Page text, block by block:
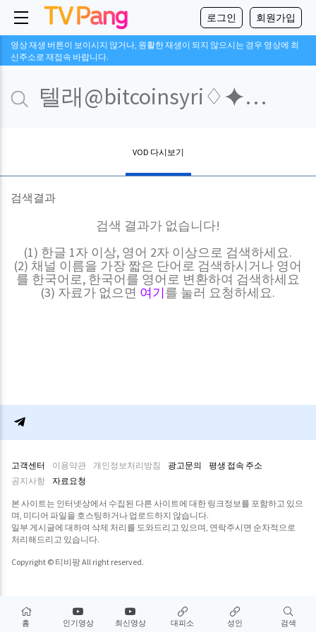
로그인 회원가입
영상 재생 버튼이 보이시지 않거나, 원활한 재생이 되지 않으시는 경우 영상에 최
신주소로 재접속 바랍니다.
VOD 다시보기
검색결과
검색 결과가 없습니다!
(1) 한글 1자 이상, 영어 2자 이상으로 검색하세요.
(2) 채널 이름을 가장 짧은 단어로 검색하시거나 영어
를 한국어로, 한국어를 영어로 변환하여 검색하세요
(3) 자료가 없으면 여기를 눌러 요청하세요.
고객센터 이용약관 개인정보처리방침 광고문의
평생 접속 주소
공지사항
자료요청
본 사이트는 인터넷상에서 수집된 다른 사이트에 대한 링크정보를 포함하고 있으
며, 미디어 파일을 호스팅하거나 업로드하지 않습니다.
일부 게시글에 대하여 삭제 처리를 도와드리고 있으며, 연락주시면 순차적으로
처리해드리고 있습니다.
Copyright © 티비팡 All right reserved.
홈 인기영상 최신영상 대피소 성인 검색